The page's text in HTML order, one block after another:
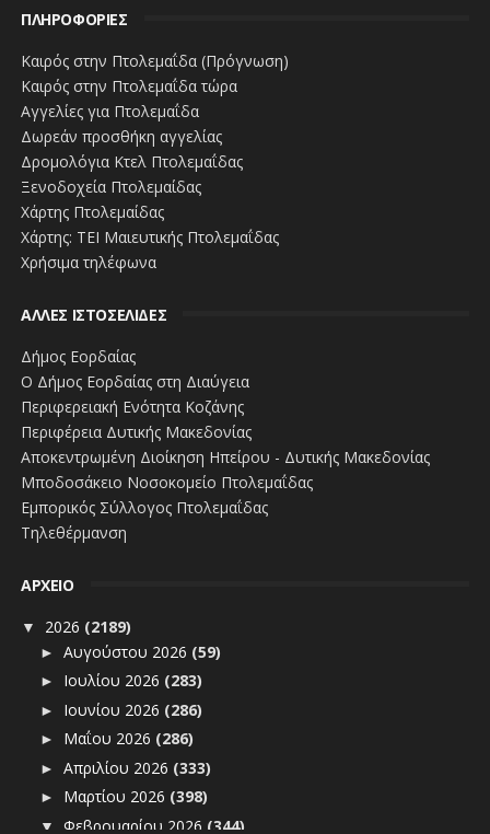
ΠΛΗΡΟΦΟΡΙΕΣ
Καιρός στην Πτολεμαΐδα (Πρόγνωση)
Καιρός στην Πτολεμαΐδα τώρα
Αγγελίες για Πτολεμαΐδα
Δωρεάν προσθήκη αγγελίας
Δρομολόγια Κτελ Πτολεμαΐδας
Ξενοδοχεία Πτολεμαίδας
Χάρτης Πτολεμαίδας
Χάρτης: ΤΕΙ Μαιευτικής Πτολεμαΐδας
Χρήσιμα τηλέφωνα
ΑΛΛΕΣ ΙΣΤΟΣΕΛΙΔΕΣ
Δήμος Εορδαίας
Ο Δήμος Εορδαίας στη Διαύγεια
Περιφερειακή Ενότητα Κοζάνης
Περιφέρεια Δυτικής Μακεδονίας
Αποκεντρωμένη Διοίκηση Ηπείρου - Δυτικής Μακεδονίας
Μποδοσάκειο Νοσοκομείο Πτολεμαΐδας
Εμπορικός Σύλλογος Πτολεμαΐδας
Τηλεθέρμανση
ΑΡΧΕΙΟ
▼ 2026 (2189)
► Αυγούστου 2026 (59)
► Ιουλίου 2026 (283)
► Ιουνίου 2026 (286)
► Μαΐου 2026 (286)
► Απριλίου 2026 (333)
► Μαρτίου 2026 (398)
▼ Φεβρουαρίου 2026 (344)